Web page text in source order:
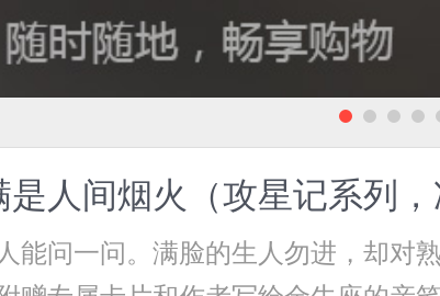
是人间烟火（攻星记系列
能问一问。满脸的生人勿进，却对